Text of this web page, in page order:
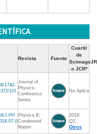
Revista Fuente
Cuartil
de
ScimagoJR
o JCR*
1742-
1/0
Journal of
Physics:
Conference
Series
No Aplica
J.PH
Physica B:
Condensed
Matter
2018:
Q2,
Otros